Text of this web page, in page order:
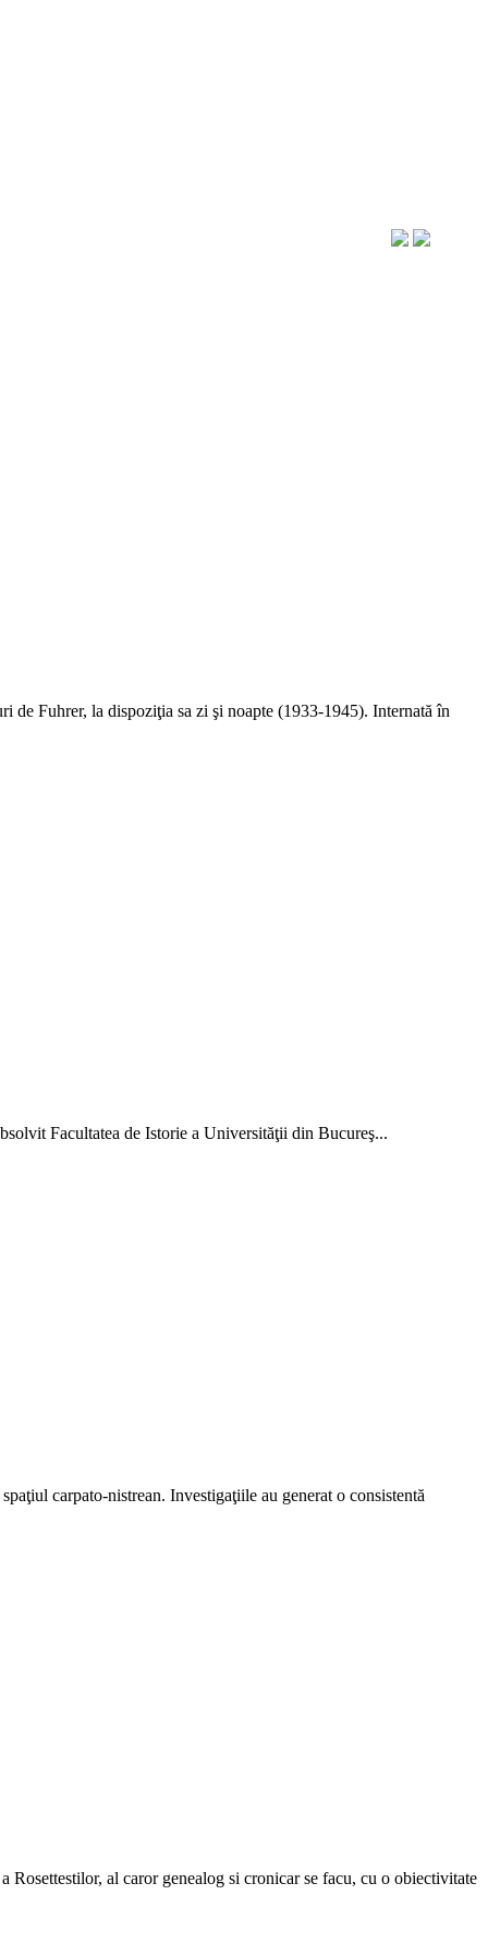
de Fuhrer, la dispoziţia sa zi şi noapte (1933-1945). Internată în
Facultatea de Istorie a Universităţii din Bucureş...
carpato-nistrean. Investigaţiile au generat o consistentă
al caror genealog si cronicar se facu, cu o obiectivitate